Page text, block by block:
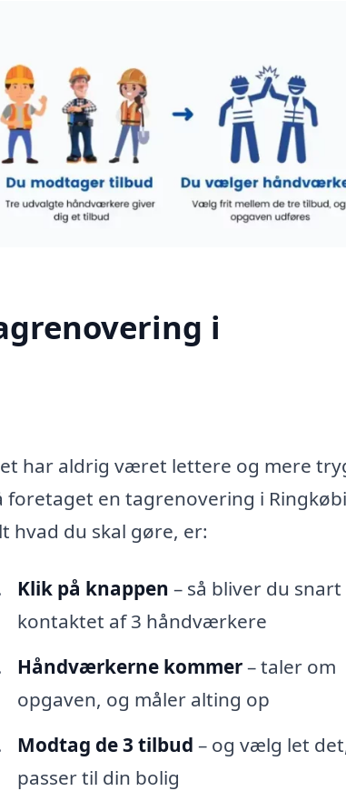
i
har aldrig været lettere og mere
foretaget en tagrenovering i
hvad du skal gøre, er:
Klik på knappen – så bliver du snart
kontaktet af 3 håndværkere
Håndværkerne kommer– taler om
opgaven, og måler alting op
Modtag de 3 tilbud – og vælg let
passer til din bolig